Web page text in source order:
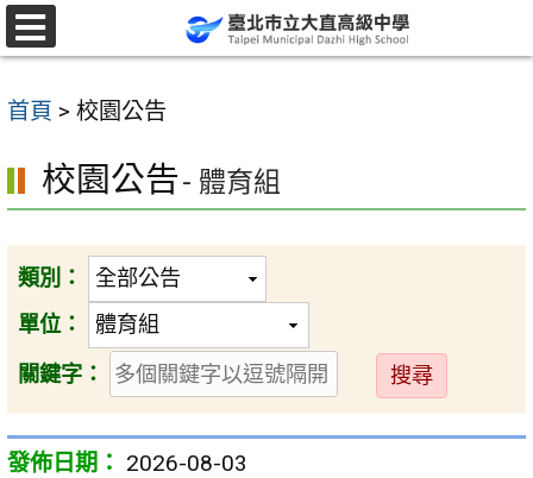
跳
至
要
容
首頁 > 校園公告
校園公告- 體育組
類別：
單位：
關鍵字：
送
出
2026-08-03
選
單